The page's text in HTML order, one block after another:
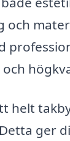
helt
ger